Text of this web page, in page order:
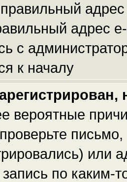
адрес
с
к началу
вероятные
или
по каким-